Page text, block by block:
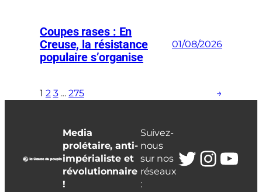
Coupes rases : En
Creuse, la résistance
populaire s’organise
01/08/2026
1 2 3 … 275 →
Media
prolétaire, anti-
impérialiste et
révolutionnaire
!
Suivez-
nous
sur nos
réseaux
:
Twitter